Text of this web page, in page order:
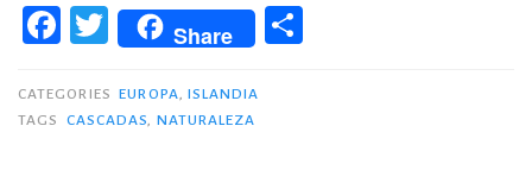
Islandia
Reykjavik
y
F
c
e
T
w
it
te
Share
CATEGORIES EUROPA, ISLANDIA
TAGS
CASCADAS, NATURALEZA